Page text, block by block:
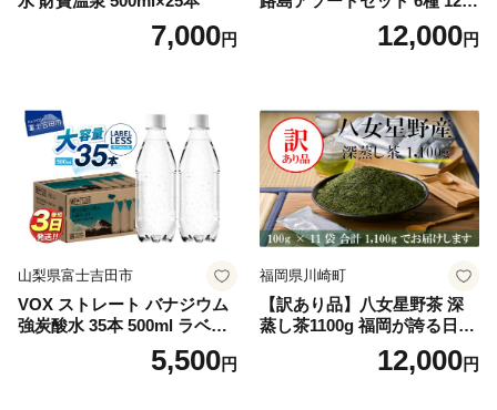
7,000円
袋 飲み比べ コーヒー
12,000円
山梨県富士吉田市
VOX ストレート バナジウム
強炭酸水 35本 500ml ラベル
レス【富士吉田市限定カート
5,500円
福岡県川崎町
【訳あり品】八女星野茶 深
蒸し茶1100g 福岡が誇る日本
茶_ 訳アリ 常温 お茶 茶袋 常
備品 おちゃ ocha 茶葉 緑茶
12,000円